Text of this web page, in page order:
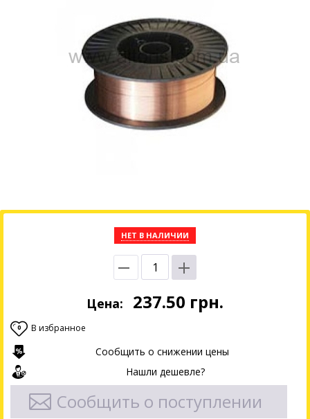
НЕТ В НАЛИЧИИ
Цена: 237.50 грн.
0 В избранное
Сообщить о снижении цены
Нашли дешевле?
Сообщить о поступлении